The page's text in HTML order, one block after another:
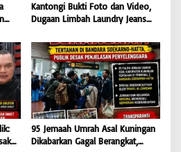
Kantongi Bukti Foto dan Video,
Dugaan Limbah Laundry Jeans
RI dan GMOCT Desak KLH, Polri
Hingga Kejaksaan Bertindak
Tegas
95 Jemaah Umrah Asal Kuningan
Dikabarkan Gagal Berangkat,